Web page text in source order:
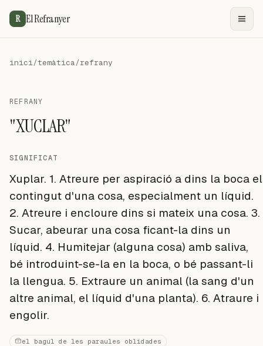
R El Refranyer
inici/temàtica/refrany
REFRANY
"XUCLAR"
SIGNIFICAT
Xuplar. 1. Atreure per aspiració a dins la boca el
contingut d'una cosa, especialment un líquid.
2. Atreure i encloure dins si mateix una cosa. 3.
Sucar, abeurar una cosa ficant-la dins un
líquid. 4. Humitejar (alguna cosa) amb saliva,
bé introduint-se-la en la boca, o bé passant-li
la llengua. 5. Extraure un animal (la sang d'un
altre animal, el líquid d'una planta). 6. Atraure i
engolir.
el bagul de les paraules oblidades